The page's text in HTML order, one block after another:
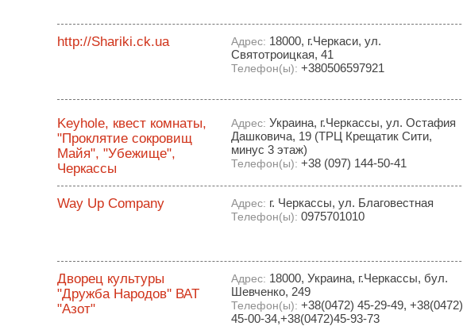
http://Shariki.ck.ua Адрес: 18000, г.Черкаси, ул.
Святотроицкая, 41
Телефон(ы): +380506597921
Keyhole, квест комнаты,
"Проклятие сокровищ
Майя", "Убежище",
Черкассы
Адрес: Украина, г.Черкассы, ул. Остафия
Дашковича, 19 (ТРЦ Крещатик Сити,
минус 3 этаж)
Телефон(ы): +38 (097) 144-50-41
Way Up Company Адрес: г. Черкассы, ул. Благовестная
Телефон(ы): 0975701010
Дворец культуры
"Дружба Народов'' ВАТ
"Азот"
Адрес: 18000, Украина, г.Черкассы, бул.
Шевченко, 249
Телефон(ы): +38(0472) 45-29-49, +38(0472)
45-00-34,+38(0472)45-93-73